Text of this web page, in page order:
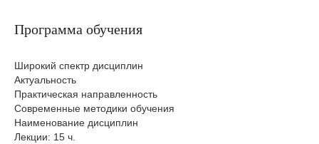
Программа обучения
Широкий спектр дисциплин
Актуальность
Практическая направленность
Современные методики обучения
Наименование дисциплин
Лекции: 15 ч.